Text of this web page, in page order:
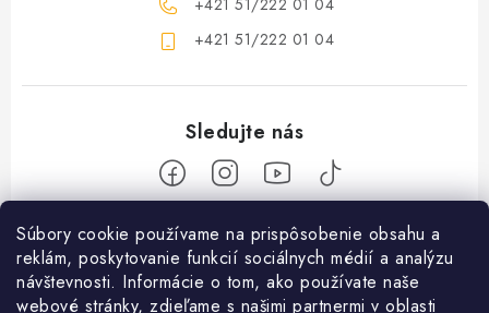
Súbory cookie používame na prispôsobenie obsahu a
reklám, poskytovanie funkcií sociálnych médií a analýzu
návštevnosti. Informácie o tom, ako používate naše
webové stránky, zdieľame s našimi partnermi v oblasti
+421 51/222 01 04
Nakupovanie